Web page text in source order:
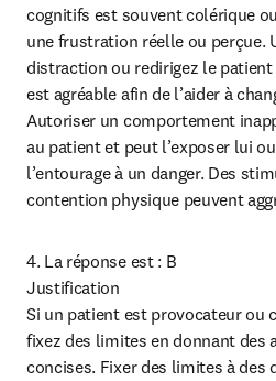
cognitifs est souvent colérique
une frustration réelle ou perçue.
distraction ou redirigez le
est agréable afin de l’aider à
Autoriser un comportement
au patient et peut l’exposer lui
l’entourage à un danger. Des
contention physique peuvent
4. La réponse est : B
Justification
Si un patient est provocateur ou
fixez des limites en donnant des
concises. Fixer des limites à